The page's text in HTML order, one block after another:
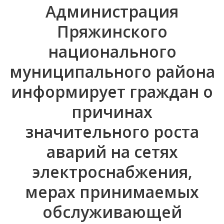
Администрация
Пряжинского
национального
муниципального района
информирует граждан о
причинах
значительного роста
аварий на сетях
электроснабжения,
мерах принимаемых
обслуживающей